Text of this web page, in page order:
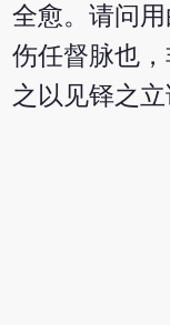
全愈。请问
伤任督脉也
之以见铎之立